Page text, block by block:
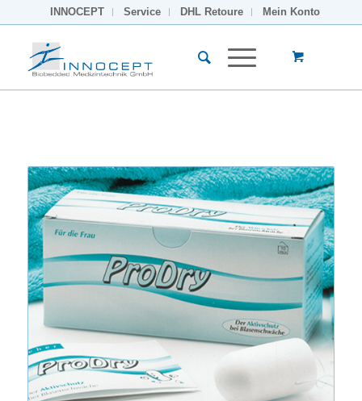
INNOCEPT Service DHL Retoure Mein Konto